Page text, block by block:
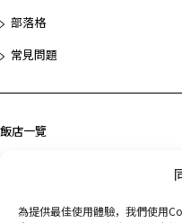
為提供最佳使用體驗，我們使用
部落格
常見問題
飯店一覽